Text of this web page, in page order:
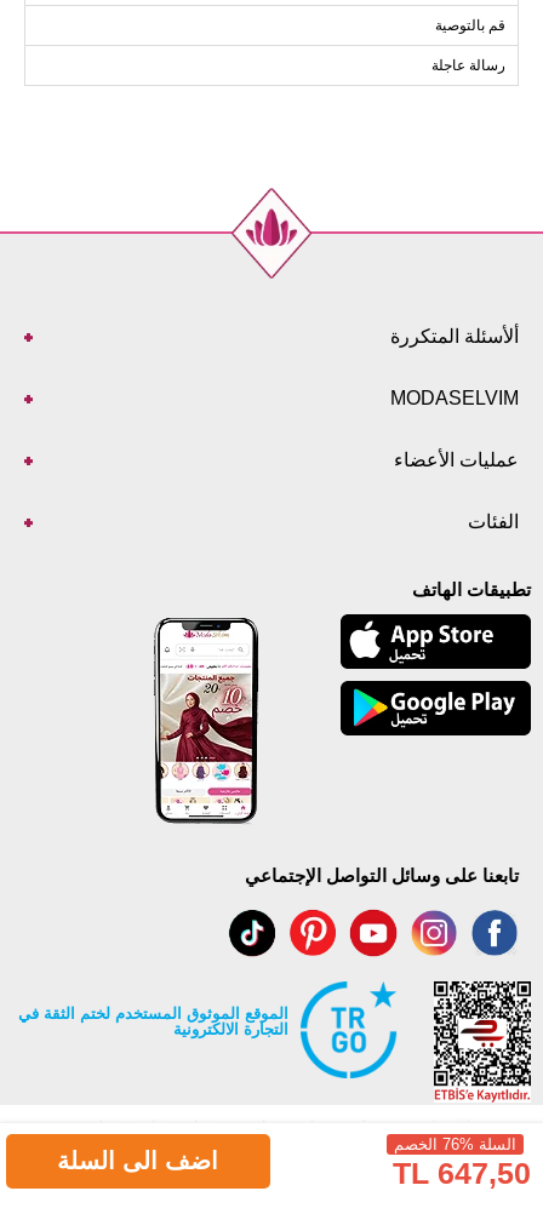
قم بالتوصية
رسالة عاجلة
السلة %76 الخصم
647,50 TL اضف الى السلة
ألأسئلة المتكررة
MODASELVIM
عمليات الأعضاء
الفئات
تطبيقات الهاتف
تابعنا على وسائل التواصل الإجتماعي
الموقع الموثوق المستخدم لختم الثقة في
التجارة الالكترونية
جميع حقوق Modaselvim محفوظة ©2026